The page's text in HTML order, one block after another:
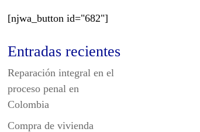
[njwa_button id="682"]
Entradas recientes
Reparación integral en el
proceso penal en
Colombia
Compra de vivienda